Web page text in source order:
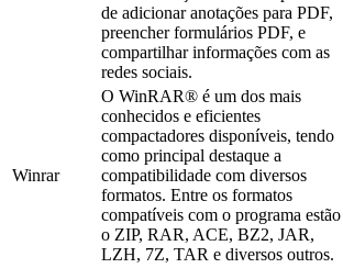
de adicionar anotações para PDF,
preencher formulários PDF, e
compartilhar informações com as
redes sociais.
Winrar
O WinRAR® é um dos mais
conhecidos e eficientes
compactadores disponíveis, tendo
como principal destaque a
compatibilidade com diversos
formatos. Entre os formatos
compatíveis com o programa estão
o ZIP, RAR, ACE, BZ2, JAR,
LZH, 7Z, TAR e diversos outros.